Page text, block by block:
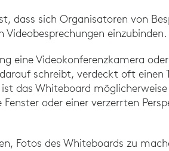
dass sich Organisatoren von
einzubinden.
eine Videokonferenzkamera
schreibt, verdeckt oft einen
das Whiteboard
oder einer verzerrten
Fotos des Whiteboards zu